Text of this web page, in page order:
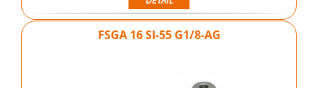
FSGA 16 SI-55 G1/8-AG